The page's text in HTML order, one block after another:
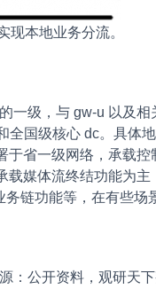
本地业务分流。
一级，与 gw-u 以及
国级核心 dc。具体
省一级网络，承载
媒体流终结功能为
链功能等，在有些场
：公开资料，观研天